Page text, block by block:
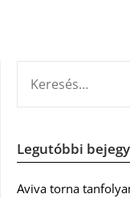
Legutóbbi
Aviva torna